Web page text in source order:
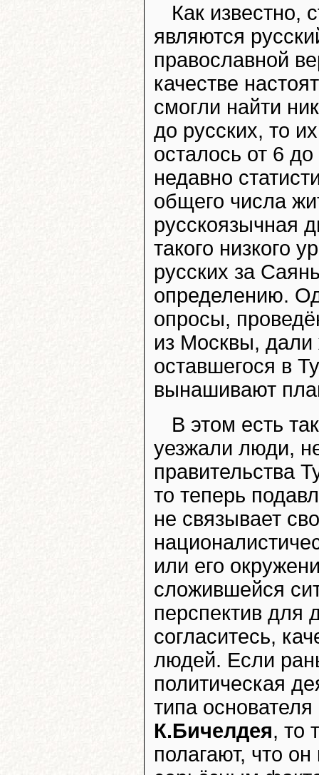
Как известно,
являются
православной
качестве
смогли найти
до русских, то
осталось от 6
недавно
общего числа
русскоязычная
такого низкого
русских за
определению.
опросы,
из Москвы, дали
оставшегося в
вынашивают
В этом есть
уезжали люди,
правительства
то теперь
не связывает
или его
сложившейся
перспектив для
согласитесь,
людей. Если
политическая
типа
К.Бичелдея, то
полагают, что